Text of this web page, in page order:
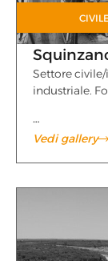
Settore
industriale.
…
Vedi gallery